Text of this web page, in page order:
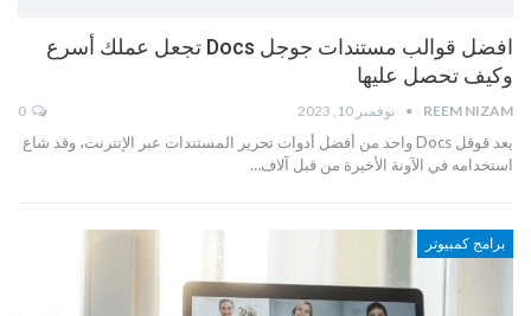
افضل قوالب مستندات جوجل Docs تجعل عملك أسرع
وكيف تحصل عليها
REEM NIZAM نوفمبر 10, 2023
يعد قوقل Docs واحد من أفضل أدوات تحرير المستندات عبر الإنترنت، وقد شاع
استخدامه في الآونة الأخيرة من قبل آلاف…
برامج كمبيوتر